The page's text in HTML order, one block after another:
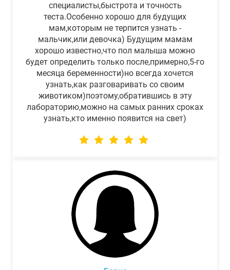
специалисты,быстрота и точность
теста.Особенно хорошо для будущих
мам,которым не терпится узнать -
мальчик,или девочка) Будущим мамам
хорошо известно,что пол малыша можно
будет определить только после,примерно,5-го
месяца беременности)но всегда хочется
узнать,как разговаривать со своим
животиком)поэтому,обратившись в эту
лабораторию,можно на самых ранних сроках
узнать,кто именно появится на свет)